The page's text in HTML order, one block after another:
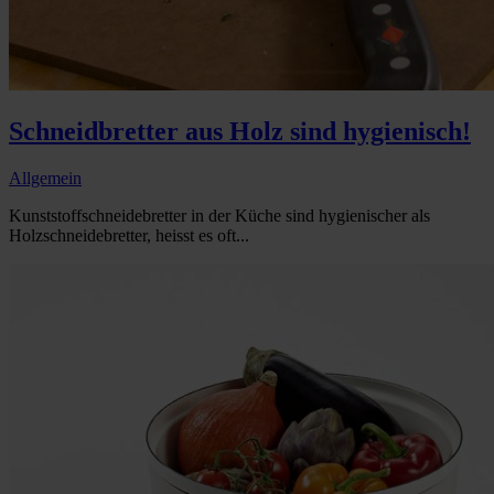
Schneidbretter aus Holz sind hygienisch!
Allgemein
Kunststoffschneidebretter in der Küche sind hygienischer als
Holzschneidebretter, heisst es oft...